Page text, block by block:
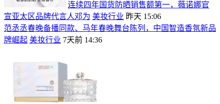
连续四年国货防晒销售额第一，薇诺娜官
宣亚太区品牌代言人邓为 美妆行业 昨天 15:06
范丞丞春晚备播同款、马年春晚舞台陈列，中国智造香氛新品
牌崛起 美妆行业 7天前 14:36